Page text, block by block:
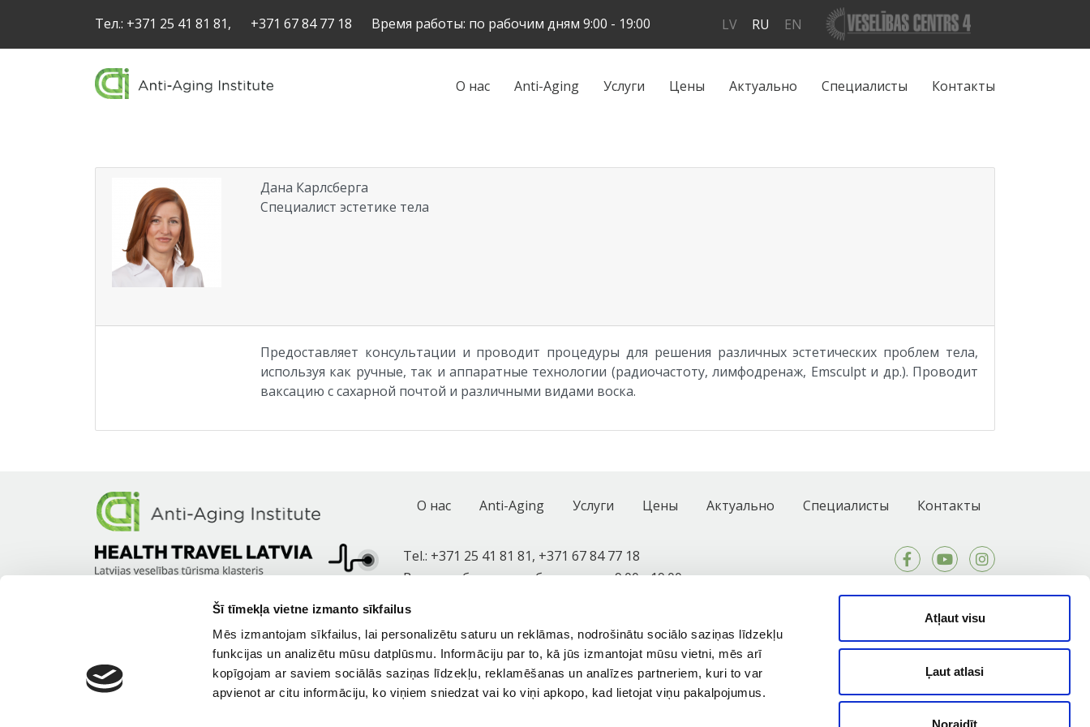
Šī tīmekļa vietne izmanto sīkfailus
Mēs izmantojam sīkfailus, lai personalizētu saturu un reklāmas, nodrošinātu sociālo saziņas līdzekļu
funkcijas un analizētu mūsu datplūsmu. Informāciju par to, kā jūs izmantojat mūsu vietni, mēs arī
kopīgojam ar saviem sociālās saziņas līdzekļu, reklamēšanas un analīzes partneriem, kuri to var
apvienot ar citu informāciju, ko viņiem sniedzat vai ko viņi apkopo, kad lietojat viņu pakalpojumus.
Atļaut visu
Ļaut atlasi
Noraidīt
to
main
Тел.: +371 25 41 81 81, +371 67 84 77 18 Время работы: по рабочим дням 9:00 - 19:00 LV RU EN
Galvenā
О нас Anti-Aging Услуги Цены Актуально Специалисты Контакты
Дана Карлсбергa
Cпециалист эстетике тела
Предоставляет консультации и проводит процедуры для решения различных эстетических проблем тела,
используя как ручные, так и аппаратные технологии (радиочастоту, лимфодренаж, Emsculpt и др.). Проводит
ваксацию с сахарной почтой и различными видами воска.
Footer
navigation
О нас Anti-Aging Услуги Цены Актуально Специалисты Контакты
Tel.: +371 25 41 81 81, +371 67 84 77 18
Время работы: по рабочим дням 9:00 - 19:00